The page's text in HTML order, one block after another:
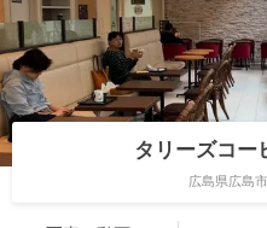
タリーズコー
広島県広島